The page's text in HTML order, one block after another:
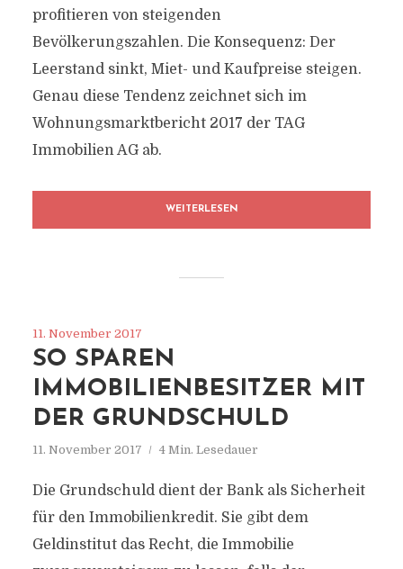
profitieren von steigenden
Bevölkerungszahlen. Die Konsequenz: Der
Leerstand sinkt, Miet- und Kaufpreise steigen.
Genau diese Tendenz zeichnet sich im
Wohnungsmarktbericht 2017 der TAG
Immobilien AG ab.
WEITERLESEN
11. November 2017
SO SPAREN
IMMOBILIENBESITZER MIT
DER GRUNDSCHULD
11. November 2017 4 Min. Lesedauer
Die Grundschuld dient der Bank als Sicherheit
für den Immobilienkredit. Sie gibt dem
Geldinstitut das Recht, die Immobilie